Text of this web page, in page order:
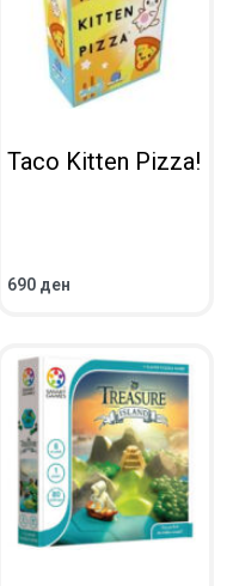
Taco Kitten Pizza!
690 ден
ВО КОШНИЧКА